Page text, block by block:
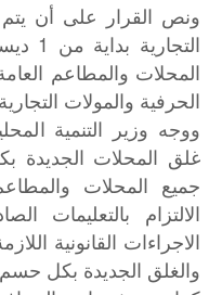
ونص القرار على أن
المحلات والمطاعم
الحرفية والمولات
ووجه وزير التنمية
غلق المحلات الجديدة
جميع المحلات
الالتزام بالتعليمات
الاجراءات القانونية
والغلق الجديدة بكل